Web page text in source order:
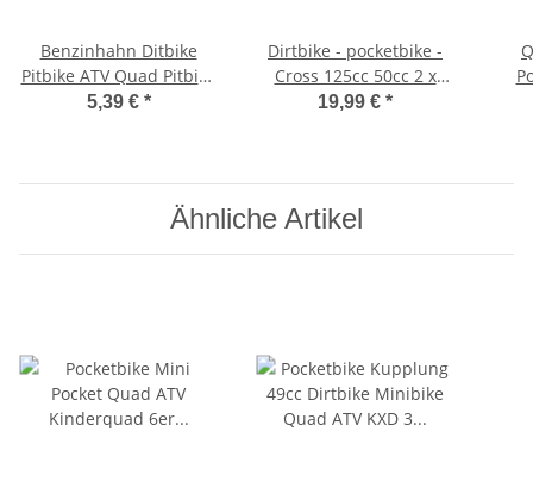
Benzinhahn Ditbike
Pitbike ATV Quad Pitbike
6mm Enduro Cross
5,39 € *
Dirtbike - pocketbike -
Cross 125cc 50cc 2 x
Reifen Schlauch Hinten
19,99 € *
Ähnliche Artikel